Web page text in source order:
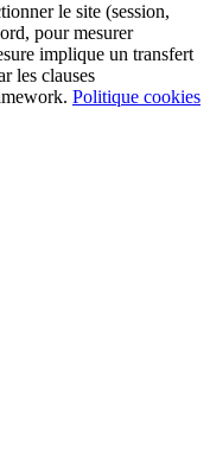
le site (session,
pour mesurer
implique un transfert
les clauses
Politique cookies